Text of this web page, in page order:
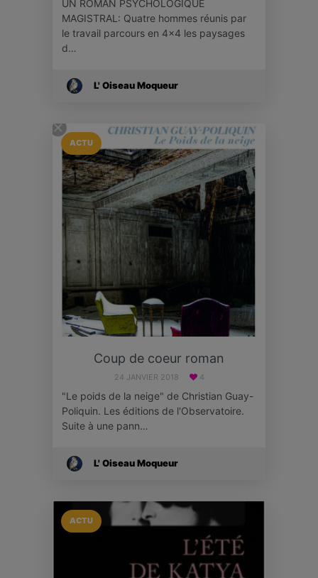
UN ROMAN PSYCHOLOGIQUE
MAGISTRAL: Quatre hommes réunis par
le travail parcours en 4x4 les paysages
d…
L' Oiseau Moqueur
ACTU
Coup de coeur roman
24 JANVIER 2018 4
"Le poids de la neige" de Christian Guay-
Poliquin. Les éditions de l'Observatoire.
Suite à une pann…
L' Oiseau Moqueur
ACTU